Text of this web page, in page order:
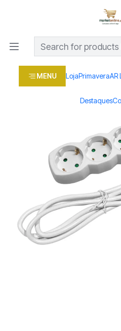
MENU LojaPrimaveraAR
Destaques
Os melhores preços em produtos
Loja Casa e conforto LAR
Extensão Entac 3